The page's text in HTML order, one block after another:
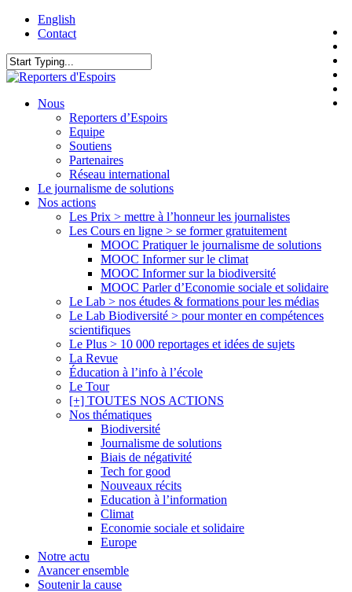
Skip
content
English
Contact
Close
search
Menu
Nous
Reporters d’Espoirs
Equipe
Soutiens
Partenaires
Réseau international
Le journalisme de solutions
Nos actions
Les Prix > mettre à l’honneur les journalistes
Les Cours en ligne > se former gratuitement
MOOC Pratiquer le journalisme de solutions
MOOC Informer sur le climat
MOOC Informer sur la biodiversité
MOOC Parler d’Economie sociale et solidaire
Le Lab > nos études & formations pour les médias
Le Lab Biodiversité > pour monter en compétences
scientifiques
Le Plus > 10 000 reportages et idées de sujets
La Revue
Éducation à l’info à l’école
Le Tour
[+] TOUTES NOS ACTIONS
Nos thématiques
Biodiversité
Journalisme de solutions
Biais de négativité
Tech for good
Nouveaux récits
Education à l’information
Climat
Economie sociale et solidaire
Europe
Notre actu
Avancer ensemble
Soutenir la cause